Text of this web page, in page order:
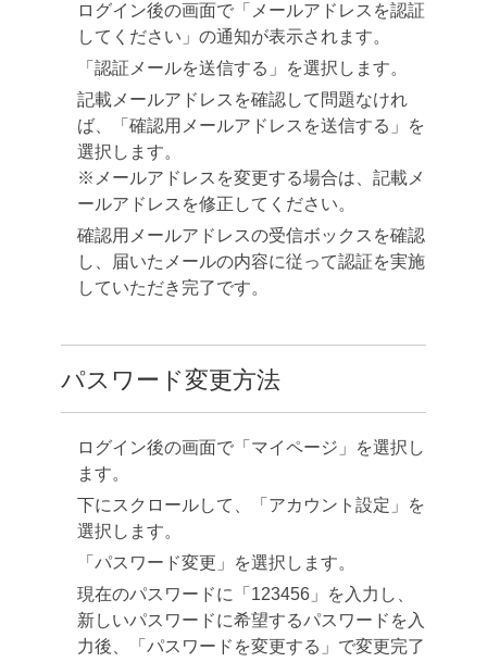
ログイン後の画面で「メールアドレスを認証
してください」の通知が表示されます。
「認証メールを送信する」を選択します。
記載メールアドレスを確認して問題なけれ
ば、「確認用メールアドレスを送信する」を
選択します。
※メールアドレスを変更する場合は、記載メ
ールアドレスを修正してください。
確認用メールアドレスの受信ボックスを確認
し、届いたメールの内容に従って認証を実施
していただき完了です。
パスワード変更方法
ログイン後の画面で「マイページ」を選択し
ます。
下にスクロールして、「アカウント設定」を
選択します。
「パスワード変更」を選択します。
現在のパスワードに「123456」を入力し、
新しいパスワードに希望するパスワードを入
力後、「パスワードを変更する」で変更完了